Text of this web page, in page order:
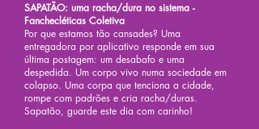
SAPATÃO: uma racha/dura no sistema -
Fanchecléticas Coletiva
Por que estamos tão cansades? Uma
entregadora por aplicativo responde em sua
última postagem: um desabafo e uma
despedida. Um corpo vivo numa sociedade em
colapso. Uma corpa que tenciona a cidade,
rompe com padrões e cria racha/duras.
Sapatão, guarde este dia com carinho!